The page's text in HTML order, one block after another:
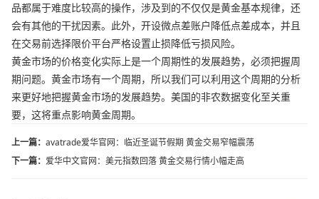
品都属于难度比较高的操作，涉及到的不仅仅是黄金基本规律，还
会有其他的干扰因素。此外，开设微点差账户降低点差成本，并且
在交易前选择限价平台严格设置止损降低亏损风险。
黄金市场的价格变化实际上是一个周期性的发展趋势，必须把握周
期问题。黄金市场有一个周期，所以我们可以利用这个周期的分析
来更好地把握黄金市场的发展趋势。美国的非农数据变化至关重
要，这将重点影响黄金周期。
上一篇： avatrade爱华官网：临近圣诞节假期 黄金交易窄幅震荡
下一篇： 爱华中文官网：美元指数回落 黄金交易行情小幅走高